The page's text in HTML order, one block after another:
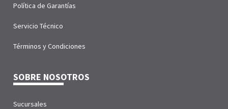
Política de Garantías
Servicio Técnico
Términos y Condiciones
SOBRE NOSOTROS
Sucursales